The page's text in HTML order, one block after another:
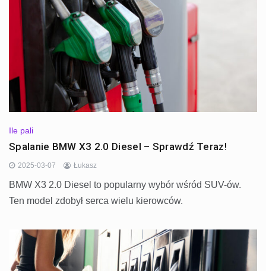
Ile pali
Spalanie BMW X3 2.0 Diesel – Sprawdź Teraz!
2025-03-07 Łukasz
BMW X3 2.0 Diesel to popularny wybór wśród SUV-ów.
Ten model zdobył serca wielu kierowców.